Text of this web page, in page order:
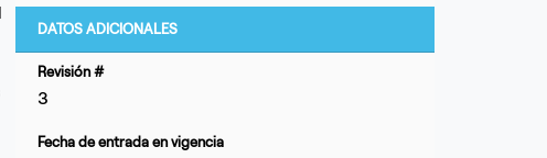
DATOS ADICIONALES
Revisión #
3
Fecha de entrada en vigencia